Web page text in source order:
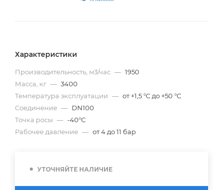
Характеристики
Производительность, м3/час — 1950
Масса, кг — 3400
Температура эксплуатации — от +1,5 °C до +50 °C
Соединение — DN100
Точка росы — -40°C
Рабочее давление — от 4 до 11 бар
УТОЧНЯЙТЕ НАЛИЧИЕ